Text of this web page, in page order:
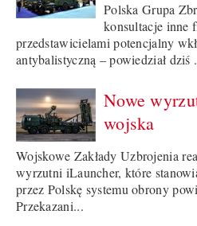
Polska Grupa
konsultacje inne
przedstawicielami potencjalny
antybalistyczną – powiedział dziś
Nowe
wojska
Wojskowe Zakłady Uzbrojenia
wyrzutni iLauncher, które
przez Polskę systemu obrony
Przekazani...